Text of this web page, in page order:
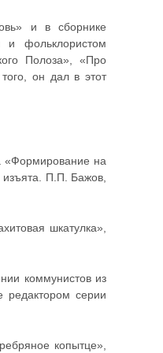
и в сборнике
и фольклористом
Полоза», «Про
он дал в этот
«Формирование на
изъята. П.П. Бажов,
шкатулка»,
коммунистов из
редактором серии
копытце»,